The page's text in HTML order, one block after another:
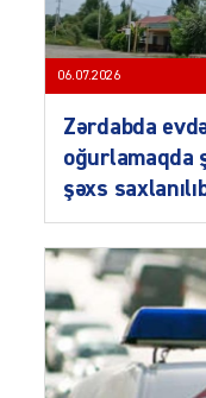
06.07.2026
Zərdabda
oğurlamaqda
şəxs